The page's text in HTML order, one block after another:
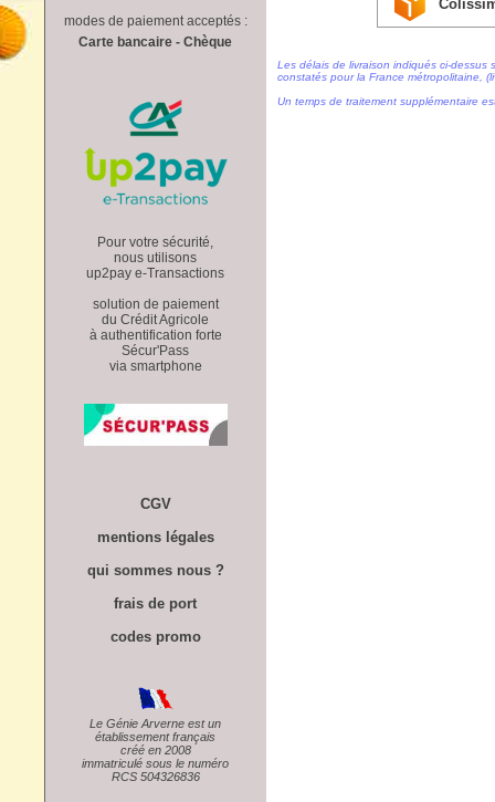
modes de paiement acceptés :
Carte bancaire - Chèque
Pour votre sécurité,
nous utilisons
up2pay e-Transactions
solution de paiement
du Crédit Agricole
à authentification forte
Sécur'Pass
via smartphone
CGV
mentions légales
qui sommes nous ?
frais de port
codes promo
Le Génie Arverne est un
établissement français
créé en 2008
immatriculé sous le numéro
RCS 504326836
Les délais de livraison indiqués ci-
constatés pour la France métropolitaine,
Un temps de traitement supplémentaire